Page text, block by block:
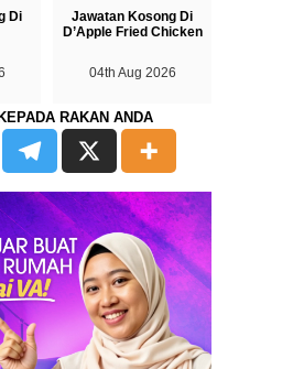
Di
Jawatan Kosong Di
D’Apple Fried Chicken
04th Aug 2026
RAKAN ANDA